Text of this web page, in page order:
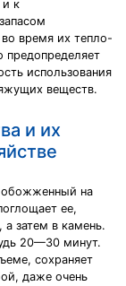
к
время их тепло-
предопределяет
использования
веществ.
и их
обожженный на
ее,
а затем в камень.
20—30 минут.
сохраняет
даже очень